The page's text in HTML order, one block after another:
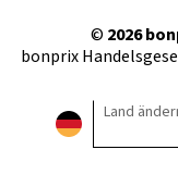
© 2026
bonprix
Land